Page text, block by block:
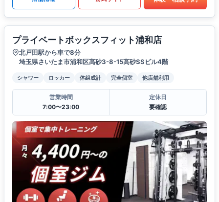
プライベートボックスフィット浦和店
北戸田駅から車で8分
埼玉県さいたま市浦和区高砂3-8-15高砂SSビル4階
シャワー ロッカー 体組成計 完全個室 他店舗利用
営業時間
7:00〜23:00
定休日
要確認